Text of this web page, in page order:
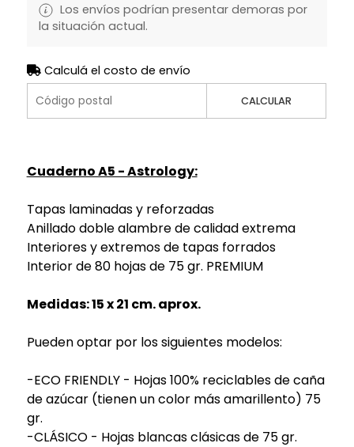
Los envíos podrían presentar demoras por
la situación actual.
Calculá el costo de envío
CALCULAR
Cuaderno A5 - Astrology:
Tapas laminadas y reforzadas
Anillado doble alambre de calidad extrema
Interiores y extremos de tapas forrados
Interior de 80 hojas de 75 gr. PREMIUM
Medidas: 15 x 21 cm. aprox.
Pueden optar por los siguientes modelos:
-ECO FRIENDLY - Hojas 100% reciclables de caña
de azúcar (tienen un color más amarillento) 75
gr.
-CLÁSICO - Hojas blancas clásicas de 75 gr.